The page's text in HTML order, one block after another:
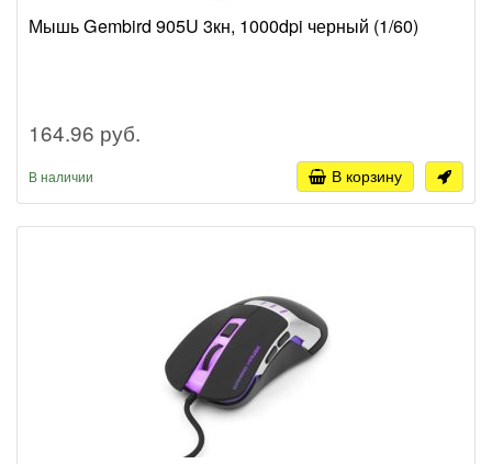
Мышь Gembird 905U 3кн, 1000dpi черный (1/60)
164.96 руб.
В наличии В корзину